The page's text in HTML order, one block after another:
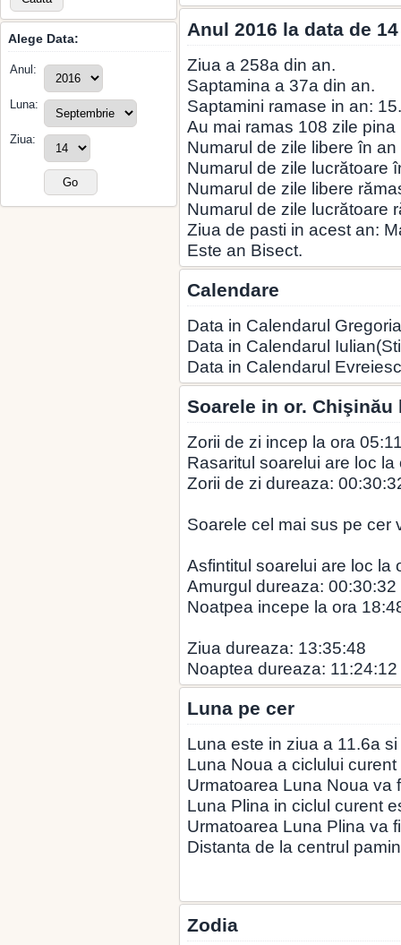
Alege Data:
Anul:
Luna:
Ziua:
Anul 2016 la data de
Ziua a 258a din an.
Saptamina a 37a din an.
Saptamini ramase in an: 15.
Au mai ramas 108 zile pina
Numarul de zile libere în
Numarul de zile lucrătoare
Numarul de zile libere
Numarul de zile lucrătoare
Ziua de pasti in acest an:
Este an Bisect.
Calendare
Data in Calendarul
Data in Calendarul
Data in Calendarul
Soarele in or. Chişinău
Zorii de zi incep la ora
Rasaritul soarelui are loc la
Zorii de zi dureaza:
Soarele cel mai sus pe cer
Asfintitul soarelui are loc la
Amurgul dureaza: 00:30:32
Noatpea incepe la ora
Ziua dureaza: 13:35:48
Noaptea dureaza: 11:24:12
Luna pe cer
Luna este in ziua a 11.6a
Luna Noua a ciclului
Urmatoarea Luna Noua va
Luna Plina in ciclul curent
Urmatoarea Luna Plina va
Distanta de la centrul
Zodia